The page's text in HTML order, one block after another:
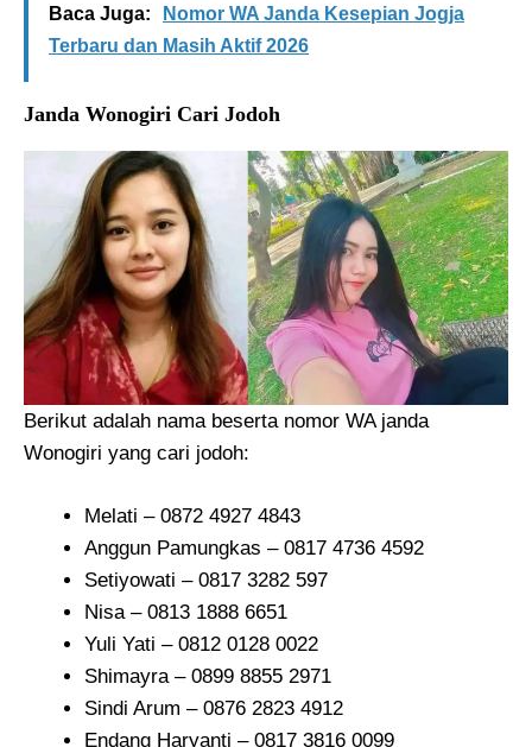
Baca Juga:
Nomor WA Janda Kesepian Jogja
Terbaru dan Masih Aktif 2026
Janda Wonogiri Cari Jodoh
Berikut adalah nama beserta nomor WA janda
Wonogiri yang cari jodoh:
Melati – 0872 4927 4843
Anggun Pamungkas – 0817 4736 4592
Setiyowati – 0817 3282 597
Nisa – 0813 1888 6651
Yuli Yati – 0812 0128 0022
Shimayra – 0899 8855 2971
Sindi Arum – 0876 2823 4912
Endang Haryanti – 0817 3816 0099